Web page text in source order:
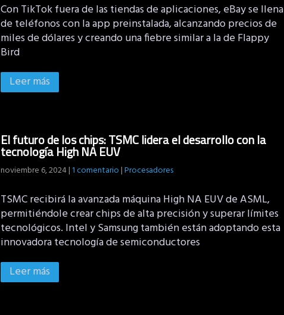
Con TikTok fuera de las tiendas de aplicaciones, eBay se llena
de teléfonos con la app preinstalada, alcanzando precios de
miles de dólares y creando una fiebre similar a la de Flappy
Bird
Leer más
El futuro de los chips: TSMC lidera el desarrollo con la
tecnología High NA EUV
noviembre 6, 2024|1 comentario|Procesadores
TSMC recibirá la avanzada máquina High NA EUV de ASML,
permitiéndole crear chips de alta precisión y superar límites
tecnológicos. Intel y Samsung también están adoptando esta
innovadora tecnología de semiconductores
Leer más